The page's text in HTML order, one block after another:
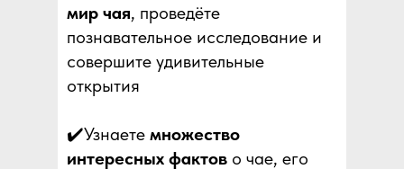
мир чая, проведёте
познавательное исследование и
совершите удивительные
открытия
✔️Узнаете множество
интересных фактов о чае, его